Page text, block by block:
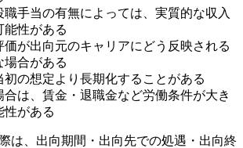
職手当の有無によっては、実質的な収入
能性がある
価が出向元のキャリアにどう反映される
場合がある
初の想定より長期化することがある
合は、賃金・退職金など労働条件が大き
性がある
は、出向期間・出向先での処遇・出向終